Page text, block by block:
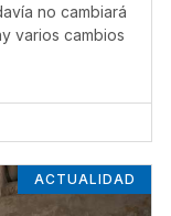
no cambiará
varios cambios
ACTUALIDAD